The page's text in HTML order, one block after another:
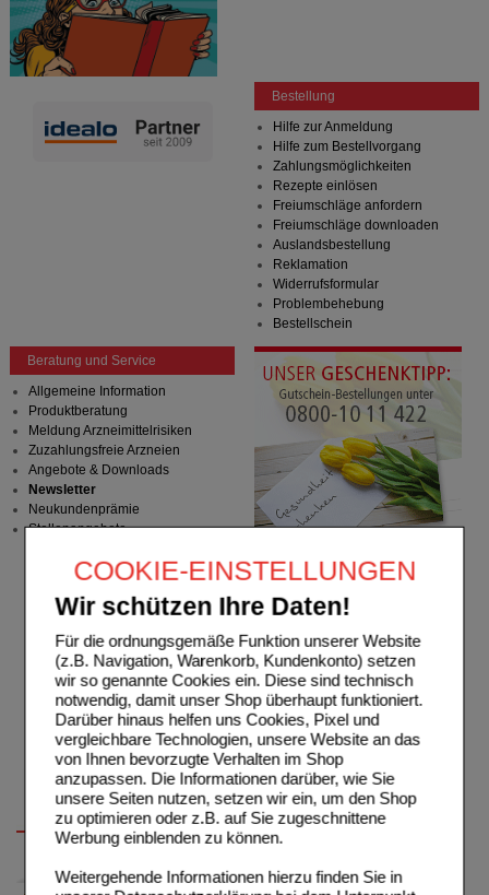
COOKIE-EINSTELLUNGEN
Wir schützen Ihre Daten!
Für die ordnungsgemäße Funktion unserer Website
(z.B. Navigation, Warenkorb, Kundenkonto) setzen
wir so genannte Cookies ein. Diese sind technisch
notwendig, damit unser Shop überhaupt funktioniert.
Darüber hinaus helfen uns Cookies, Pixel und
vergleichbare Technologien, unsere Website an das
von Ihnen bevorzugte Verhalten im Shop
anzupassen. Die Informationen darüber, wie Sie
unsere Seiten nutzen, setzen wir ein, um den Shop
zu optimieren oder z.B. auf Sie zugeschnittene
Werbung einblenden zu können.
Weitergehende Informationen hierzu finden Sie in
Bestellung
Hilfe zur Anmeldung
Hilfe zum Bestellvorgang
Zahlungsmöglichkeiten
Rezepte einlösen
Freiumschläge anfordern
Freiumschläge downloaden
Auslandsbestellung
Reklamation
Widerrufsformular
Problembehebung
Bestellschein
Beratung und Service
Allgemeine Information
Produktberatung
Meldung Arzneimittelrisiken
Zuzahlungsfreie Arzneien
Angebote & Downloads
Newsletter
Neukundenprämie
Stellenangebote